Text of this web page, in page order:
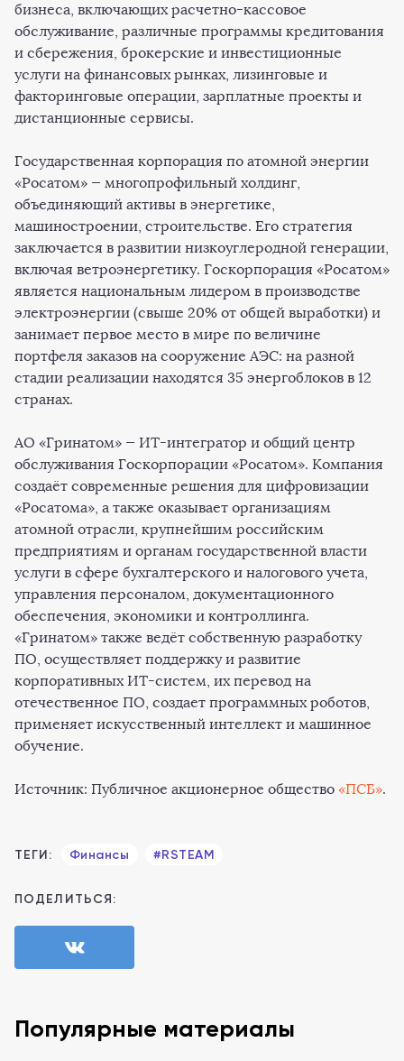
бизнеса, включающих расчетно-кассовое
обслуживание, различные программы кредитования
и сбережения, брокерские и инвестиционные
услуги на финансовых рынках, лизинговые и
факторинговые операции, зарплатные проекты и
дистанционные сервисы.
Государственная корпорация по атомной энергии
«Росатом» — многопрофильный холдинг,
объединяющий активы в энергетике,
машиностроении, строительстве. Его стратегия
заключается в развитии низкоуглеродной генерации,
включая ветроэнергетику. Госкорпорация «Росатом»
является национальным лидером в производстве
электроэнергии (свыше 20% от общей выработки) и
занимает первое место в мире по величине
портфеля заказов на сооружение АЭС: на разной
стадии реализации находятся 35 энергоблоков в 12
странах.
АО «Гринатом» — ИТ-интегратор и общий центр
обслуживания Госкорпорации «Росатом». Компания
создаёт современные решения для цифровизации
«Росатома», а также оказывает организациям
атомной отрасли, крупнейшим российским
предприятиям и органам государственной власти
услуги в сфере бухгалтерского и налогового учета,
управления персоналом, документационного
обеспечения, экономики и контроллинга.
«Гринатом» также ведёт собственную разработку
ПО, осуществляет поддержку и развитие
корпоративных ИТ-систем, их перевод на
отечественное ПО, создает программных роботов,
применяет искусственный интеллект и машинное
обучение.
Источник: Публичное акционерное общество «ПСБ».
ТЕГИ: Финансы #RSTEAM
ПОДЕЛИТЬСЯ:
Популярные материалы